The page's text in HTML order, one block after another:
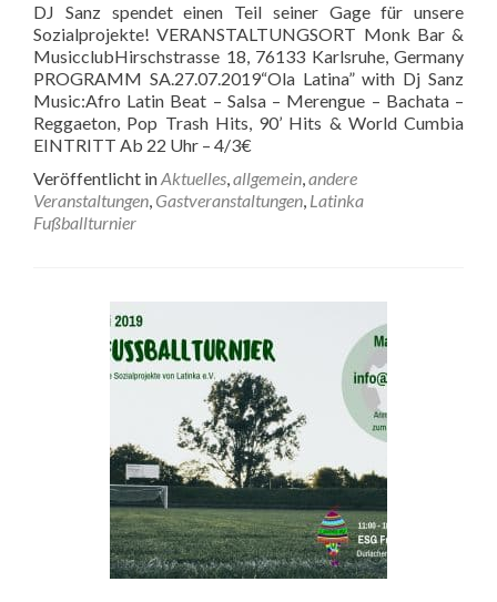
DJ Sanz spendet einen Teil seiner Gage für unsere
Sozialprojekte! VERANSTALTUNGSORT Monk Bar &
MusicclubHirschstrasse 18, 76133 Karlsruhe, Germany
PROGRAMM SA.27.07.2019“Ola Latina” with Dj Sanz
Music:Afro Latin Beat – Salsa – Merengue – Bachata –
Reggaeton, Pop Trash Hits, 90’ Hits & World Cumbia
EINTRITT Ab 22 Uhr – 4/3€
Veröffentlicht inAktuelles,allgemein,andere
Veranstaltungen, Gastveranstaltungen, Latinka
Fußballturnier